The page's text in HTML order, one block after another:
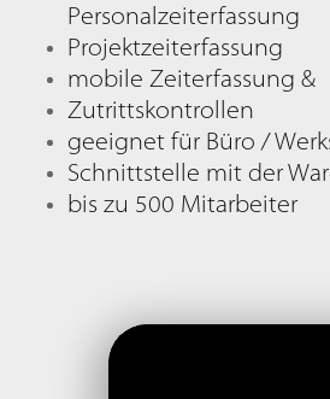
Personalzeiterfassung
Projektzeiterfassung
mobile Zeiterfassung &
Zutrittskontrollen
geeignet für Büro /
Schnittstelle mit der
bis zu 500 Mitarbeiter